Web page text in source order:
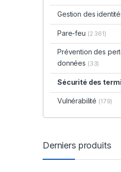
Gestion des
Pare-feu (2 361)
Prévention des
données (33)
Sécurité des
Vulnérabilité (179)
Derniers produits